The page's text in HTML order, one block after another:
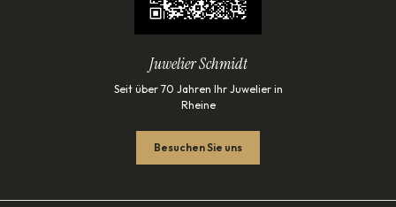
Juwelier Schmidt
Seit über 70 Jahren Ihr Juwelier in
Rheine
Besuchen Sie uns